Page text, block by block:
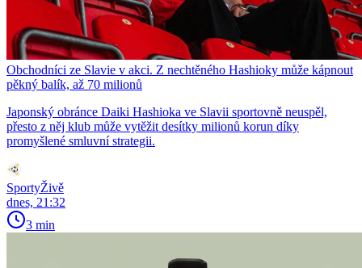
Obchodníci ze Slavie v akci. Z nechtěného Hashioky může kápnout
pěkný balík, až 70 milionů
Japonský obránce Daiki Hashioka ve Slavii sportovně neuspěl,
přesto z něj klub může vytěžit desítky milionů korun díky
promyšlené smluvní strategii.
SportyŽivě
dnes, 21:32
3 min